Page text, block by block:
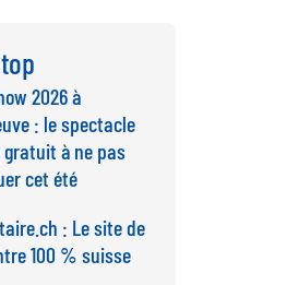
2026 à
: le spectacle
gratuit à ne pas
cet été
: Le site de
100 % suisse